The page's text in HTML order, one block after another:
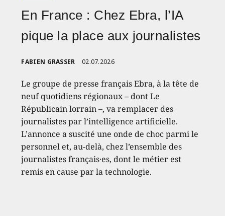
En France : Chez Ebra, l’IA
pique la place aux journalistes
FABIEN GRASSER 02.07.2026
Le groupe de presse français Ebra, à la tête de
neuf quotidiens régionaux – dont Le
Républicain lorrain –, va remplacer des
journalistes par l’intelligence artificielle.
L’annonce a suscité une onde de choc parmi le
personnel et, au-delà, chez l’ensemble des
journalistes français·es, dont le métier est
remis en cause par la technologie.